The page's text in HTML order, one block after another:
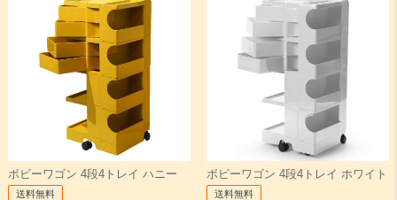
ボビーワゴン 4段4トレイ ハニー
送料無料
ボビーワゴン 4段4トレイ ホワイト
送料無料